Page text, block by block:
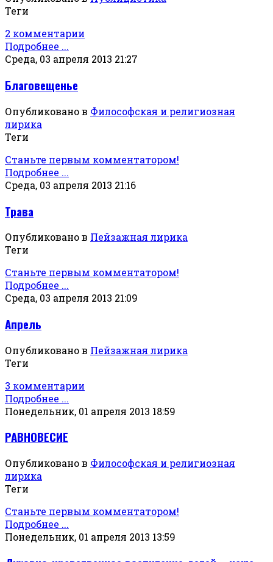
Теги
2 комментарии
Подробнее ...
Среда, 03 апреля 2013 21:27
Благовещенье
Опубликовано в Философская и религиозная
лирика
Теги
Станьте первым комментатором!
Подробнее ...
Среда, 03 апреля 2013 21:16
Трава
Опубликовано в Пейзажная лирика
Теги
Станьте первым комментатором!
Подробнее ...
Среда, 03 апреля 2013 21:09
Апрель
Опубликовано в Пейзажная лирика
Теги
3 комментарии
Подробнее ...
Понедельник, 01 апреля 2013 18:59
РАВНОВЕСИЕ
Опубликовано в Философская и религиозная
лирика
Теги
Станьте первым комментатором!
Подробнее ...
Понедельник, 01 апреля 2013 13:59